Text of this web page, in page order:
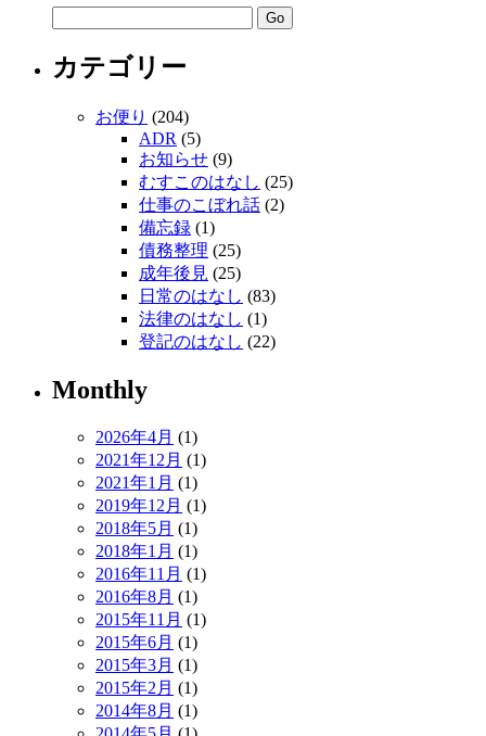
カテゴリー
お便り (204)
ADR (5)
お知らせ (9)
むすこのはなし (25)
仕事のこぼれ話 (2)
備忘録 (1)
債務整理 (25)
成年後見 (25)
日常のはなし (83)
法律のはなし (1)
登記のはなし (22)
Monthly
2026年4月 (1)
2021年12月 (1)
2021年1月 (1)
2019年12月 (1)
2018年5月 (1)
2018年1月 (1)
2016年11月 (1)
2016年8月 (1)
2015年11月 (1)
2015年6月 (1)
2015年3月 (1)
2015年2月 (1)
2014年8月 (1)